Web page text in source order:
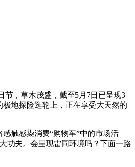
，草木茂盛，截至5月7日已呈现3
地探险逛轮上，正在享受大天然的
触感染消费“购物车”中的市场活
功夫。会呈现雷同环境吗？下面一路